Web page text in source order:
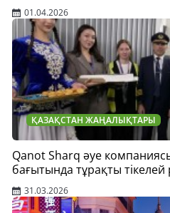
01.04.2026
ҚАЗАҚСТАН ЖАҢАЛЫҚТАРЫ
Qanot Sharq әуе
бағытында тұрақты тікелей
31.03.2026